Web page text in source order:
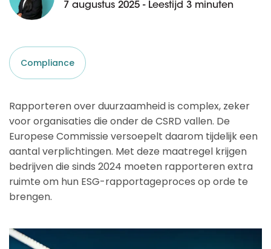
7 augustus 2025 - Leestijd 3 minuten
Compliance
Rapporteren over duurzaamheid is complex, zeker
voor organisaties die onder de CSRD vallen. De
Europese Commissie versoepelt daarom tijdelijk een
aantal verplichtingen. Met deze maatregel krijgen
bedrijven die sinds 2024 moeten rapporteren extra
ruimte om hun ESG-rapportageproces op orde te
brengen.